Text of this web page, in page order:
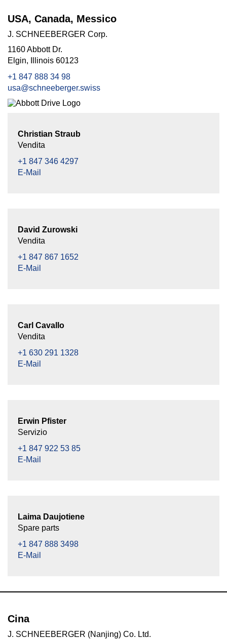
USA, Canada, Messico
J. SCHNEEBERGER Corp.
1160 Abbott Dr.
Elgin, Illinois 60123
+1 847 888 34 98
usa@schneeberger.swiss
Christian Straub
Vendita
+1 847 346 4297
E-Mail
David Zurowski
Vendita
+1 847 867 1652
E-Mail
Carl Cavallo
Vendita
+1 630 291 1328
E-Mail
Erwin Pfister
Servizio
+1 847 922 53 85
E-Mail
Laima Daujotiene
Spare parts
+1 847 888 3498
E-Mail
Cina
J. SCHNEEBERGER (Nanjing) Co. Ltd.